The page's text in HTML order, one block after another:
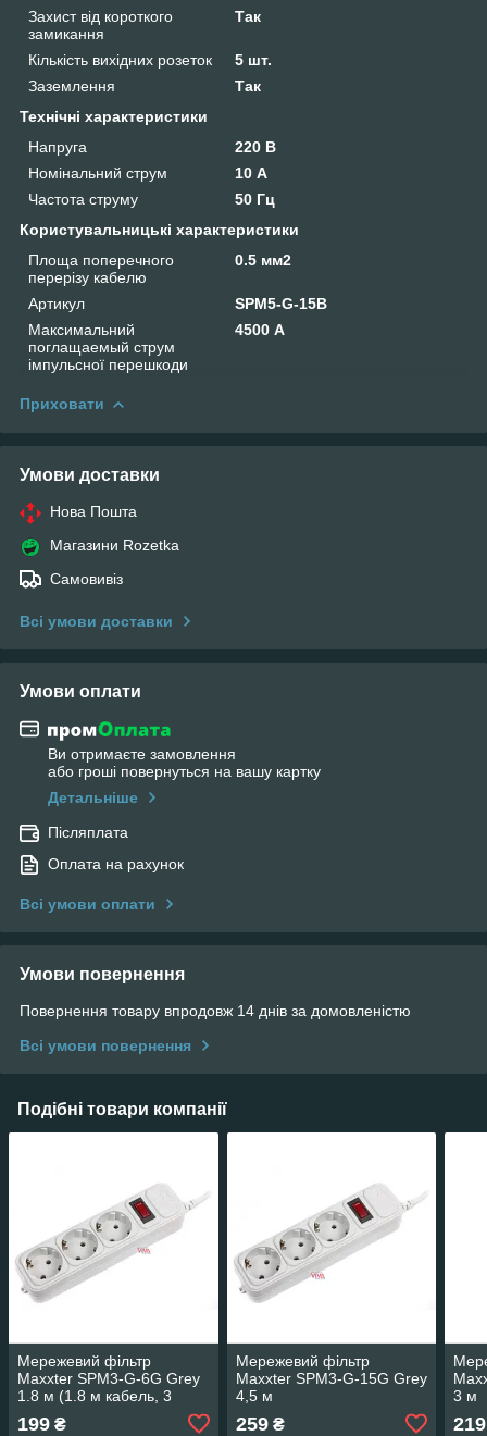
Захист від короткого
замикання
Так
Кількість вихідних розеток
5 шт.
Заземлення
Так
Технічні характеристики
Напруга
220 В
Номінальний струм
10 А
Частота струму
50 Гц
Користувальницькі характеристики
Площа поперечного
перерізу кабелю
0.5 мм2
Артикул
SPM5-G-15B
Максимальний
поглащаемый струм
імпульсної перешкоди
4500 А
Приховати
Умови доставки
Нова Пошта
Магазини Rozetka
Самовивіз
Всі умови доставки
Умови оплати
Ви отримаєте замовлення
або гроші повернуться на вашу картку
Детальніше
Післяплата
Оплата на рахунок
Всі умови оплати
Умови повернення
Повернення товару впродовж 14 днів за домовленістю
Всі умови повернення
Подібні товари компанії
Мережевий фільтр
Maxxter SPM3-G-6G Grey
1.8 м (1.8 м кабель, 3
199 ₴
Мережевий фільтр
Maxxter SPM3-G-15G Grey
4,5 м
259₴
3 м
219